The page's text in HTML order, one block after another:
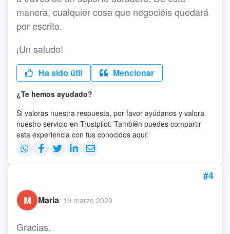
manera, cualquier cosa que negociéis quedará
por escrito.
¡Un saludo!
Ha sido útil Mencionar
¿Te hemos ayudado?
Si valoras nuestra respuesta, por favor ayúdanos y valora
nuestro servicio en Trustpilot. También puedes compartir
esta experiencia con tus conocidos aquí:
#4
M
Maria/ 19 marzo 2020
Gracias.